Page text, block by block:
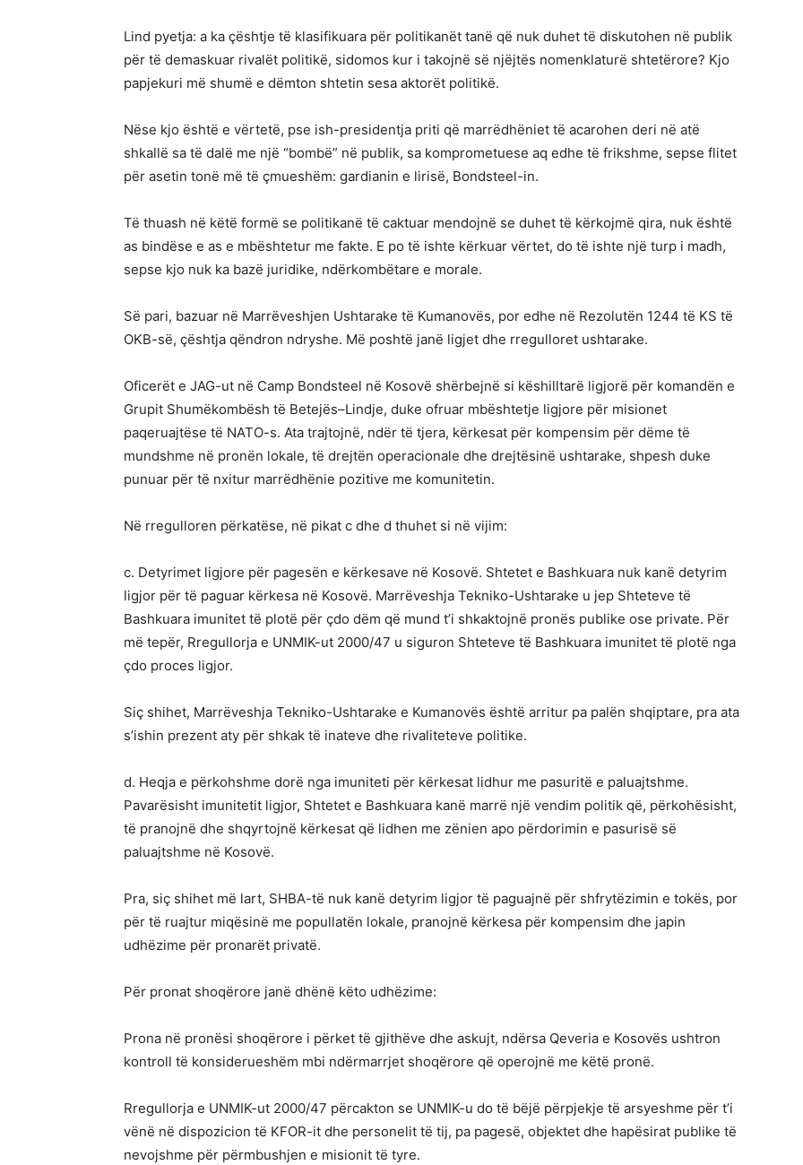
Lind pyetja: a ka çështje të klasifikuara për politikanët tanë që nuk duhet të diskutohen në publik
për të demaskuar rivalët politikë, sidomos kur i takojnë së njëjtës nomenklaturë shtetërore? Kjo
papjekuri më shumë e dëmton shtetin sesa aktorët politikë.
Nëse kjo është e vërtetë, pse ish-presidentja priti që marrëdhëniet të acarohen deri në atë
shkallë sa të dalë me një “bombë” në publik, sa komprometuese aq edhe të frikshme, sepse flitet
për asetin tonë më të çmueshëm: gardianin e lirisë, Bondsteel-in.
Të thuash në këtë formë se politikanë të caktuar mendojnë se duhet të kërkojmë qira, nuk është
as bindëse e as e mbështetur me fakte. E po të ishte kërkuar vërtet, do të ishte një turp i madh,
sepse kjo nuk ka bazë juridike, ndërkombëtare e morale.
Së pari, bazuar në Marrëveshjen Ushtarake të Kumanovës, por edhe në Rezolutën 1244 të KS të
OKB-së, çështja qëndron ndryshe. Më poshtë janë ligjet dhe rregulloret ushtarake.
Oficerët e JAG-ut në Camp Bondsteel në Kosovë shërbejnë si këshilltarë ligjorë për komandën e
Grupit Shumëkombësh të Betejës–Lindje, duke ofruar mbështetje ligjore për misionet
paqeruajtëse të NATO-s. Ata trajtojnë, ndër të tjera, kërkesat për kompensim për dëme të
mundshme në pronën lokale, të drejtën operacionale dhe drejtësinë ushtarake, shpesh duke
punuar për të nxitur marrëdhënie pozitive me komunitetin.
Në rregulloren përkatëse, në pikat c dhe d thuhet si në vijim:
c. Detyrimet ligjore për pagesën e kërkesave në Kosovë. Shtetet e Bashkuara nuk kanë detyrim
ligjor për të paguar kërkesa në Kosovë. Marrëveshja Tekniko-Ushtarake u jep Shteteve të
Bashkuara imunitet të plotë për çdo dëm që mund t’i shkaktojnë pronës publike ose private. Për
më tepër, Rregullorja e UNMIK-ut 2000/47 u siguron Shteteve të Bashkuara imunitet të plotë nga
çdo proces ligjor.
Siç shihet, Marrëveshja Tekniko-Ushtarake e Kumanovës është arritur pa palën shqiptare, pra ata
s’ishin prezent aty për shkak të inateve dhe rivaliteteve politike.
d. Heqja e përkohshme dorë nga imuniteti për kërkesat lidhur me pasuritë e paluajtshme.
Pavarësisht imunitetit ligjor, Shtetet e Bashkuara kanë marrë një vendim politik që, përkohësisht,
të pranojnë dhe shqyrtojnë kërkesat që lidhen me zënien apo përdorimin e pasurisë së
paluajtshme në Kosovë.
Pra, siç shihet më lart, SHBA-të nuk kanë detyrim ligjor të paguajnë për shfrytëzimin e tokës, por
për të ruajtur miqësinë me popullatën lokale, pranojnë kërkesa për kompensim dhe japin
udhëzime për pronarët privatë.
Për pronat shoqërore janë dhënë këto udhëzime:
Prona në pronësi shoqërore i përket të gjithëve dhe askujt, ndërsa Qeveria e Kosovës ushtron
kontroll të konsiderueshëm mbi ndërmarrjet shoqërore që operojnë me këtë pronë.
Rregullorja e UNMIK-ut 2000/47 përcakton se UNMIK-u do të bëjë përpjekje të arsyeshme për t’i
vënë në dispozicion të KFOR-it dhe personelit të tij, pa pagesë, objektet dhe hapësirat publike të
nevojshme për përmbushjen e misionit të tyre.